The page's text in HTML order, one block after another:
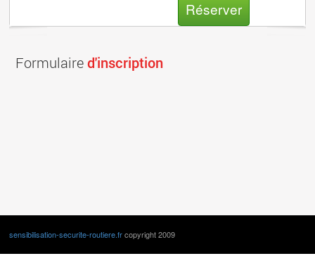
Réserver
Formulaired'inscription
sensibilisation-securite-routiere.frcopyright 2009